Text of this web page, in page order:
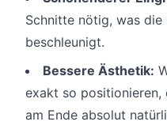
Schnitte nötig, was
beschleunigt.
Bessere Ästhetik:
exakt so positionieren,
am Ende absolut